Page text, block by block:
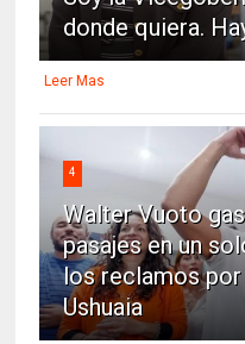
donde quiera.
Leer Mas
4
Walter Vuoto
pasajes en un
los reclamos
Ushuaia